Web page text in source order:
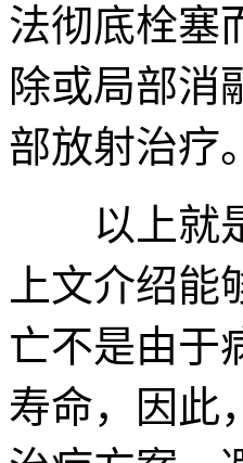
法彻底栓塞
除或局部消
部放射治疗。
以上就是
上文介绍
亡不是由于
寿命，因此